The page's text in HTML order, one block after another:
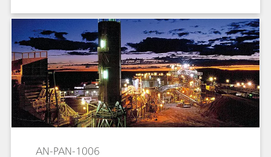
ウ素が含まれていれば、他のイオンとともに
余剰ホウ素を取り除くために淡水化が必要で
す。この application では、逆相サプレッショ
ン後に電気伝導度検出とイオン排除クロマト
グラフィーを使用した、ホウ素 (ホウ酸塩とし
て) の測定について記述しています。このメソ
ッドは十分なフッ化物/ホウ酸塩の分離を得る
ために最適化されています。
AN-PAN-1006